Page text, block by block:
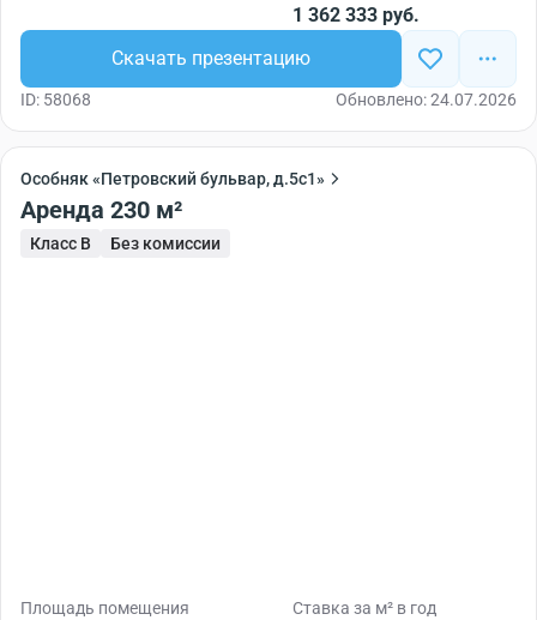
1 362 333 руб.
Скачать презентацию
ID: 58068 Обновлено: 24.07.2026
Особняк «Петровский бульвар, д.5с1»
Аренда 230 м²
Класс B Без комиссии
Площадь помещения Ставка за м² в год